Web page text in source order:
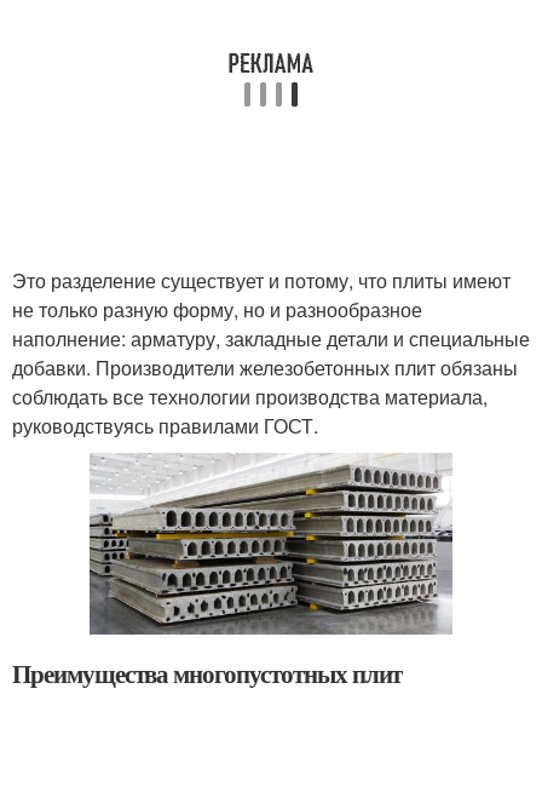
Это разделение существует и потому, что плиты имеют
не только разную форму, но и разнообразное
наполнение: арматуру, закладные детали и специальные
добавки. Производители железобетонных плит обязаны
соблюдать все технологии производства материала,
руководствуясь правилами ГОСТ.
Преимущества многопустотных плит